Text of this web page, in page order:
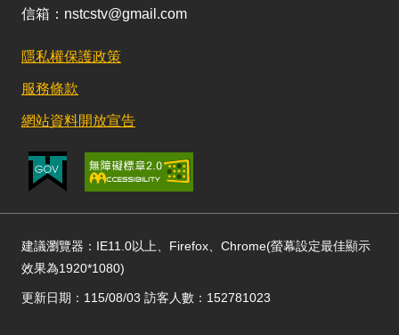
信箱：nstcstv@gmail.com
隱私權保護政策
服務條款
網站資料開放宣告
建議瀏覽器：IE11.0以上、Firefox、Chrome(螢幕設定最佳顯示
效果為1920*1080)
更新日期：115/08/03 訪客人數：152781023